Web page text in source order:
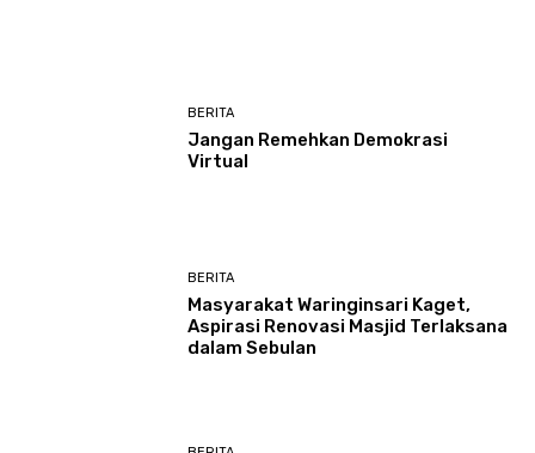
BERITA
Jangan Remehkan Demokrasi
Virtual
BERITA
Masyarakat Waringinsari Kaget,
Aspirasi Renovasi Masjid Terlaksana
dalam Sebulan